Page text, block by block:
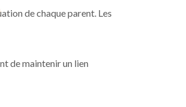
de chaque parent. Les
de maintenir un lien